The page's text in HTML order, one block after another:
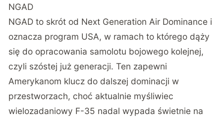
NGAD
NGAD to skrót od Next Generation Air Dominance i
oznacza program USA, w ramach to którego dąży
się do opracowania samolotu bojowego kolejnej,
czyli szóstej już generacji. Ten zapewni
Amerykanom klucz do dalszej dominacji w
przestworzach, choć aktualnie myśliwiec
wielozadaniowy F-35 nadal wypada świetnie na